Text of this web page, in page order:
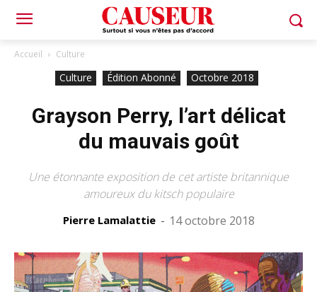
Accueil Culture
Culture Édition Abonné Octobre 2018
Grayson Perry, l’art délicat
du mauvais goût
Une étonnante exposition de cet artiste britannique
amoureux du kitsch populaire
Pierre Lamalattie - 14 octobre 2018